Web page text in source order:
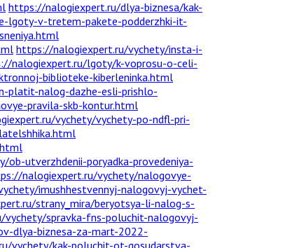
https://nalogiexpert.ru/dlya-biznesa/kak-
lgoty-v-tretem-pakete-podderzhki-it-
https://nalogiexpert.ru/vychety/insta-i-
nalogiexpert.ru/lgoty/k-voprosu-o-celi-
biblioteke-kiberleninka.html
platit-nalog-dazhe-esli-prishlo-
pravila-skb-kontur.html
vychety/vychety-po-ndfl-pri-
utverzhdenii-poryadka-provedeniya-
nalogiexpert.ru/vychety/nalogovye-
imushhestvennyj-nalogovyj-vychet-
strany_mira/beryotsya-li-nalog-s-
spravka-fns-poluchit-nalogovyj-
dlya-biznesa-za-mart-2022-
vychety/kak-poluchit-ot-gosudarstva-